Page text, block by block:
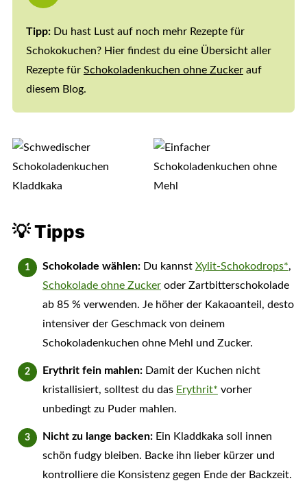
Tipp:Du hast Lust auf noch mehr Rezepte für
Schokokuchen? Hier findest du eine Übersicht aller
Rezepte für Schokoladenkuchen ohne Zuckerauf
diesem Blog.
💡 Tipps
Schokolade wählen:Du kannst Xylit-Schokodrops*,
Schokolade ohne Zuckeroder Zartbitterschokolade
ab 85 % verwenden. Je höher der Kakaoanteil, desto
intensiver der Geschmack von deinem
Schokoladenkuchen ohne Mehl und Zucker.
Erythrit fein mahlen:Damit der Kuchen nicht
kristallisiert, solltest du das Erythrit* vorher
unbedingt zu Puder mahlen.
Nicht zu lange backen:Ein Kladdkaka soll innen
schön fudgy bleiben. Backe ihn lieber kürzer und
kontrolliere die Konsistenz gegen Ende der Backzeit.